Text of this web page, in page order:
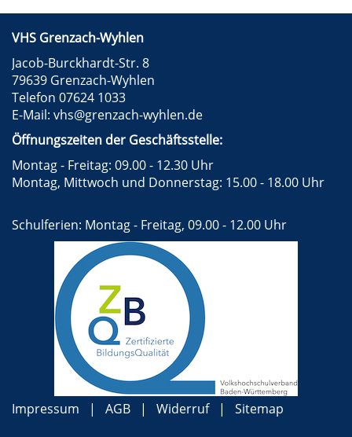
VHS Grenzach-Wyhlen
Jacob-Burckhardt-Str. 8
79639 Grenzach-Wyhlen
Telefon 07624 1033
E-Mail: vhs@grenzach-wyhlen.de
Öffnungszeiten der Geschäftsstelle:
Montag - Freitag: 09.00 - 12.30 Uhr
Montag, Mittwoch und Donnerstag: 15.00 - 18.00 Uhr
Schulferien: Montag - Freitag, 09.00 - 12.00 Uhr
Impressum AGB Widerruf Sitemap